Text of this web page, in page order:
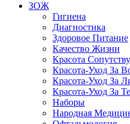
ЗОЖ
Гигиена
Диагностика
Здоровое Питание
Качество Жизни
Красота
Красота-Уход За
Красота-Уход За
Красота-Уход За
Наборы
Народная